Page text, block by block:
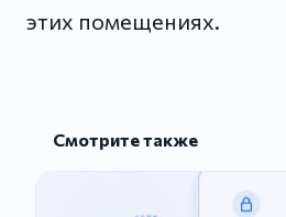
этих помещениях.
Смотрите также